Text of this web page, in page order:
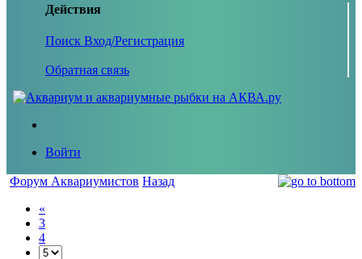
Действия
Поиск Вход/Регистрация
Обратная связь
Войти
Форум Аквариумистов Назад
«
3
4